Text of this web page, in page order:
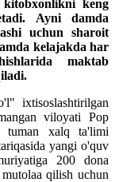
keng
Ayni damda
uchun sharoit
kelajakda har
maktab
ixtisoslashtirilgan
viloyati Pop
tuman xalq ta'limi
yangi o'quv
200 dona
qilish uchun